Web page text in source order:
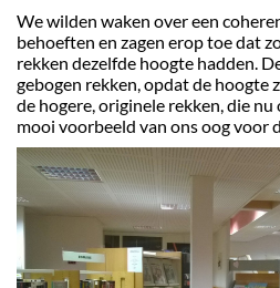
We wilden waken over een
behoeften en zagen erop toe dat
rekken dezelfde hoogte hadden.
gebogen rekken, opdat de hoogte
de hogere, originele rekken, die nu
mooi voorbeeld van ons oog voor